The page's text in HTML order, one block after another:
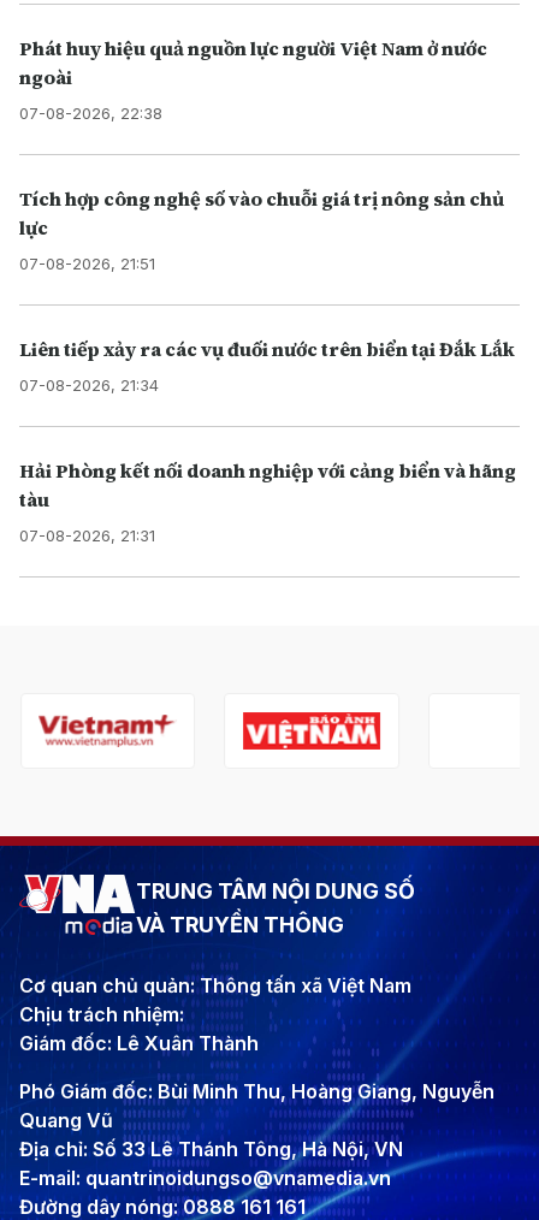
Phát huy hiệu quả nguồn lực người Việt Nam ở nước
ngoài
07-08-2026, 22:38
Tích hợp công nghệ số vào chuỗi giá trị nông sản chủ
lực
07-08-2026, 21:51
Liên tiếp xảy ra các vụ đuối nước trên biển tại Đắk Lắk
07-08-2026, 21:34
Hải Phòng kết nối doanh nghiệp với cảng biển và hãng
tàu
07-08-2026, 21:31
TRUNG TÂM NỘI DUNG SỐ
VÀ TRUYỀN THÔNG
Cơ quan chủ quản: Thông tấn xã Việt Nam
Chịu trách nhiệm:
Giám đốc: Lê Xuân Thành
Phó Giám đốc: Bùi Minh Thu, Hoàng Giang, Nguyễn
Quang Vũ
Địa chỉ: Số 33 Lê Thánh Tông, Hà Nội, VN
E-mail: quantrinoidungso@vnamedia.vn
Đường dây nóng: 0888 161 161